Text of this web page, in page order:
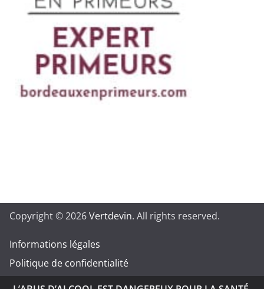
Copyright © 2026Vertdevin. All rights reserved.
Informations légales
Politique de confidentialité